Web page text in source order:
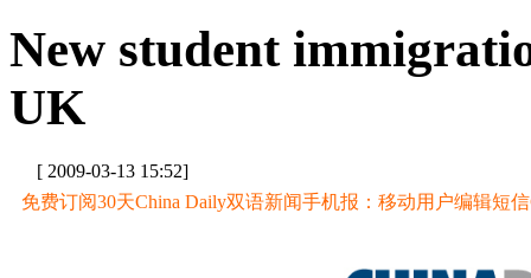
New student
UK
[ 2009-03-13 15:52]
免费订阅30天China Daily双语新闻手机报：移动用户编辑短信